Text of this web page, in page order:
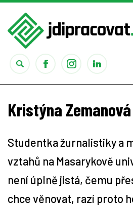
Studium
Reality show
Kristýna Zemanová
Studentka žurnalistiky a
vztahů na Masarykově
není úplně jistá, čemu
chce věnovat, razí proto